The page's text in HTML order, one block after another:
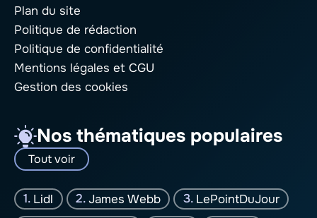
Plan du site
Politique de rédaction
Politique de confidentialité
Mentions légales et CGU
Gestion des cookies
Nos thématiques populaires
Tout voir
Lidl James Webb
LePointDuJour